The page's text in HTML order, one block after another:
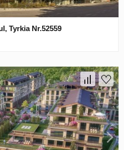
Tyrkia Nr.52559